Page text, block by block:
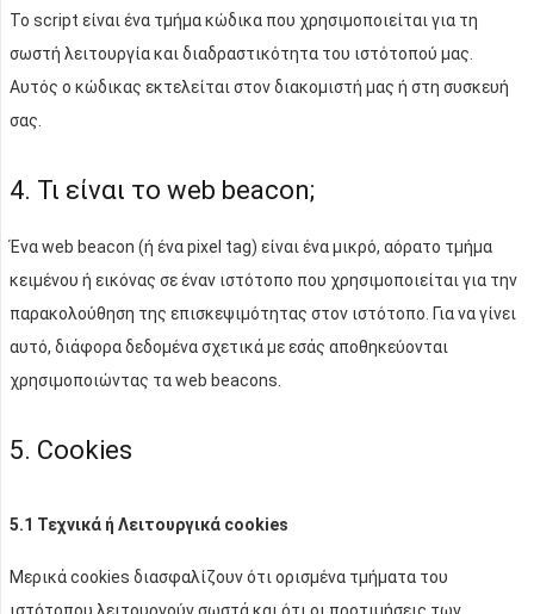
Το script είναι ένα τμήμα κώδικα που χρησιμοποιείται για τη
σωστή λειτουργία και διαδραστικότητα του ιστότοπού μας.
Αυτός ο κώδικας εκτελείται στον διακομιστή μας ή στη συσκευή
σας.
4. Τι είναι το web beacon;
Ένα web beacon (ή ένα pixel tag) είναι ένα μικρό, αόρατο τμήμα
κειμένου ή εικόνας σε έναν ιστότοπο που χρησιμοποιείται για την
παρακολούθηση της επισκεψιμότητας στον ιστότοπο. Για να γίνει
αυτό, διάφορα δεδομένα σχετικά με εσάς αποθηκεύονται
χρησιμοποιώντας τα web beacons.
5. Cookies
5.1 Τεχνικά ή Λειτουργικά cookies
Μερικά cookies διασφαλίζουν ότι ορισμένα τμήματα του
ιστότοπου λειτουργούν σωστά και ότι οι προτιμήσεις των